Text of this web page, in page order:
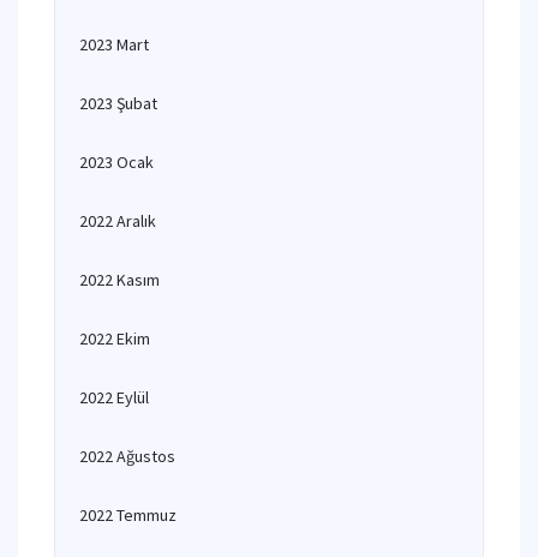
2023 Mart
2023 Şubat
2023 Ocak
2022 Aralık
2022 Kasım
2022 Ekim
2022 Eylül
2022 Ağustos
2022 Temmuz